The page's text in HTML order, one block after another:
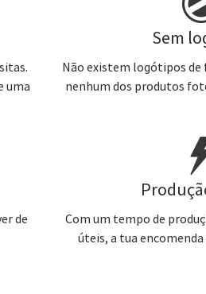
uma
Sem
Não existem logótipos
nenhum dos produtos
de
Com um tempo de
úteis, a tua